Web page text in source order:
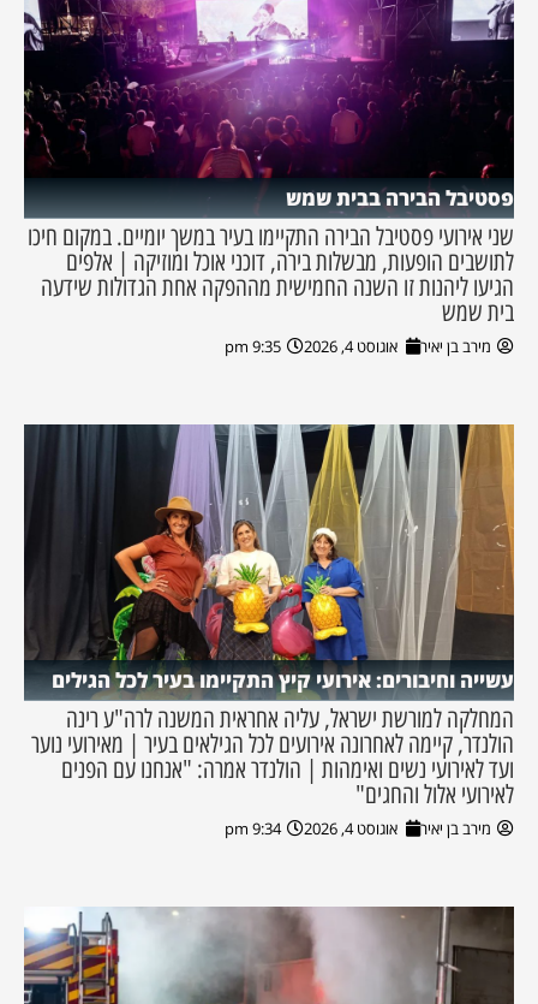
פסטיבל הבירה בבית שמש
שני אירועי פסטיבל הבירה התקיימו בעיר במשך יומיים. במקום חיכו
לתושבים הופעות, מבשלות בירה, דוכני אוכל ומוזיקה | אלפים
הגיעו ליהנות זו השנה החמישית מההפקה אחת הגדולות שידעה
בית שמש
מירב בן יאיר אוגוסט 4, 2026 9:35 pm
עשייה וחיבורים: אירועי קיץ התקיימו בעיר לכל הגילים
המחלקה למורשת ישראל, עליה אחראית המשנה לרה"ע רינה
הולנדר, קיימה לאחרונה אירועים לכל הגילאים בעיר | מאירועי נוער
ועד לאירועי נשים ואימהות | הולנדר אמרה: "אנחנו עם הפנים
לאירועי אלול והחגים"
מירב בן יאיר אוגוסט 4, 2026 9:34 pm